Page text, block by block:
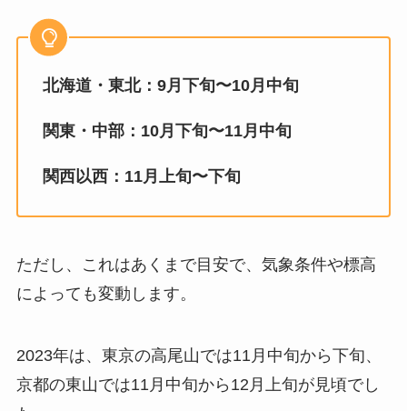
北海道・東北：9月下旬〜10月中旬
関東・中部：10月下旬〜11月中旬
関西以西：11月上旬〜下旬
ただし、これはあくまで目安で、気象条件や標高
によっても変動します。
2023年は、東京の高尾山では11月中旬から下旬、
京都の東山では11月中旬から12月上旬が見頃でし